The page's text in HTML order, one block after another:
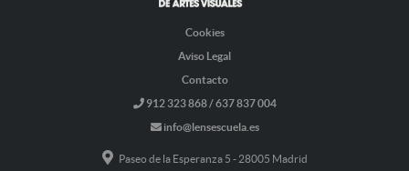
Cookies
Aviso Legal
Contacto
912 323 868 / 637 837 004
info@lensescuela.es
Paseo de la Esperanza 5 - 28005 Madrid